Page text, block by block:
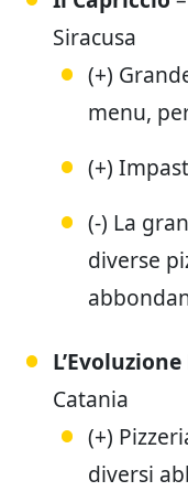
Siracusa
(+)
menu,
(+)
(-) La
diverse
L’Evoluzione
Catania
(+)
diversi